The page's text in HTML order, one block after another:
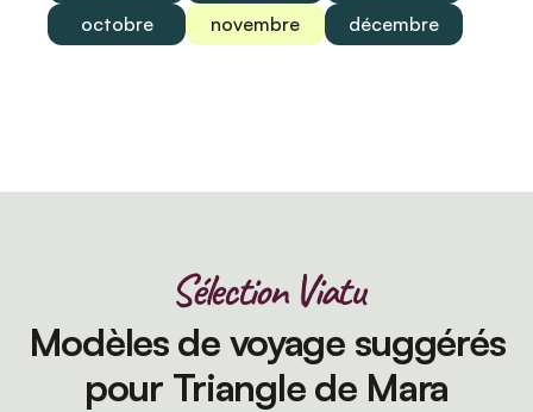
octobre
novembre décembre
Sélection Viatu
Modèles de voyage suggérés
pour Triangle de Mara